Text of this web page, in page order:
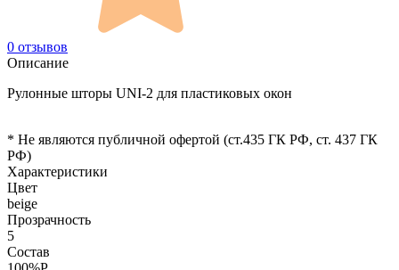
0 отзывов
Описание
Рулонные шторы UNI-2 для пластиковых окон
* Не являются публичной офертой (ст.435 ГК РФ, cт. 437 ГК
РФ)
Характеристики
Цвет
beige
Прозрачность
5
Состав